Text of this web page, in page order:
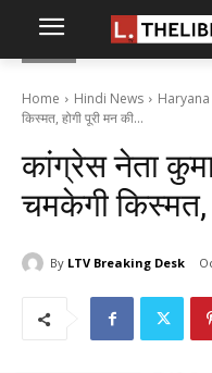
Home Hindi News Haryana
किस्मत, होगी पूरी मन की...
कांग्रेस नेता
चमकेगी किस्मत,
By LTV Breaking Desk